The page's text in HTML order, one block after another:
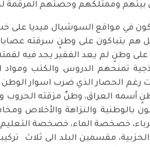
بيتهم وممتلكهم وحصتهم المرقمة
في مواقع السوشيال ميديا على
هم يتباكون على وطنٍ سرقته
وطنٍ لم يعد الفقير يجد فيه
تمنحهم الدروس والكتب ومواد
رغم الحصار الذي ضرب اسوار
أسمه العراق، وطنٌ مزقته الحروب
بالوطنية والنزاهة والأخلاص
خصخصة الماء، خصخصة
مقسمين البلد الى ثلاث